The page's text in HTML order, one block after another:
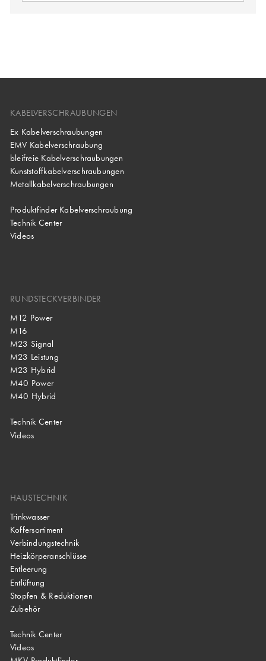
KABELVERSCHRAUBUNGEN
Ex Kabelverschraubungen
EMV Kabelverschraubung
bleifreie Kabelverschraubungen
Kunststoffkabelverschraubungen
Metallkabelverschraubungen
Produktfinder Kabelverschraubung
Technik Center
Videos
RUNDSTECKVERBINDER
M12 Power
M16
M23 Signal
M23 Leistung
M23 Hybrid
M40 Power
M40 Hybrid
Technik Center
Videos
HAUSTECHNIK
Trinkwasser
Koffersortiment
Verbindungstechnik
Heizkörperanschlüsse
Entleerung
Entlüftung
Stopfen & Reduktionen
Zubehör
Technik Center
Videos